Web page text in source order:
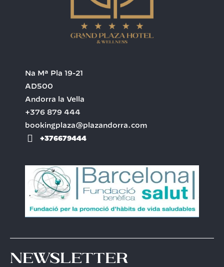
Na Mª Pla 19-21
AD500
Andorra la Vella
+376 879 444
bookingplaza@plazandorra.com
+376679444
Newsletter